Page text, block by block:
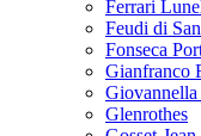
Ferrari
Feudi di
Fonseca
Gianfranco
Giovannella
Glenrothes